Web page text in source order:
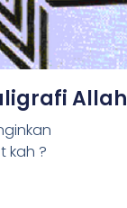
Allah
kah ?